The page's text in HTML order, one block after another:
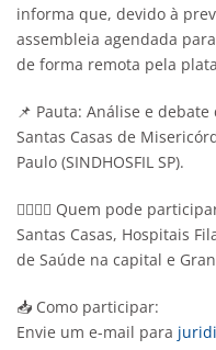
informa que, devido à
assembleia agendada
de forma remota pela
📌 Pauta: Análise e
Santas Casas de
Paulo (SINDHOSFIL SP).
👩‍⚕️👨‍⚕️ Quem pode
Santas Casas, Hospitais
de Saúde na capital e
📥 Como participar:
Envie um e-mail para